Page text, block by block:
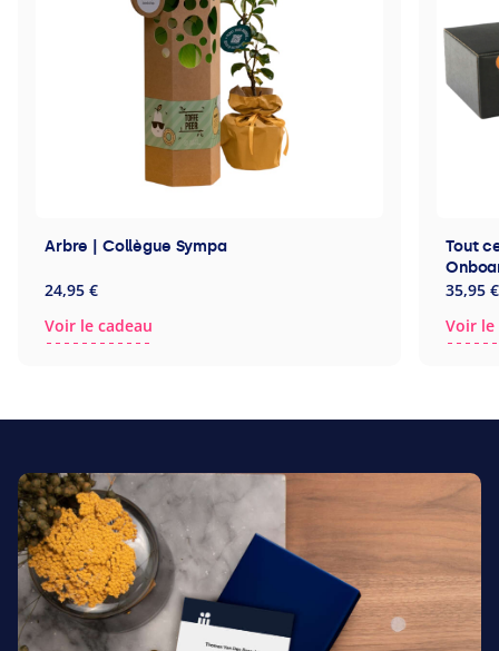
Arbre | Collègue Sympa
24,95 €
Voir le cadeau
Tout
35,95 €
Voir le